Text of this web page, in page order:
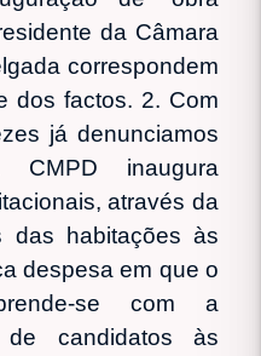
da Câmara
correspondem
dos factos. 2. Com
já denunciamos
inaugura
através da
das habitações às
despesa em que o
se com a
candidatos às